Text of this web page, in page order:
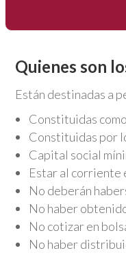
Quienes son
Están destinadas a
Constituidas
Constituidas por
Capital social
Estar al corriente
No deberán
No haber
No cotizar en
No haber